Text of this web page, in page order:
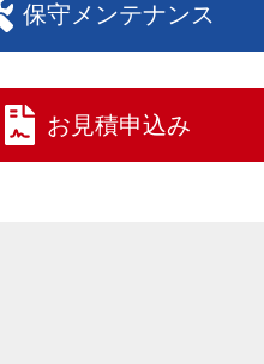
保守メンテナンス
お見積申込み